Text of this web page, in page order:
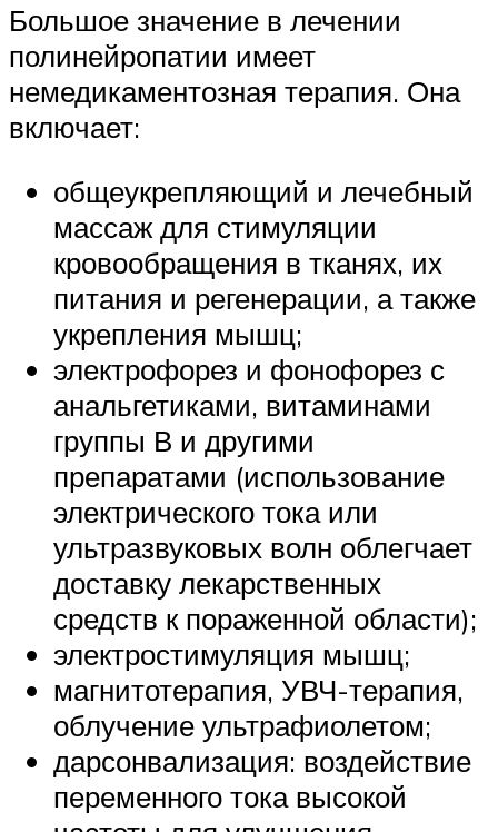
Большое значение в лечении
полинейропатии имеет
немедикаментозная терапия. Она
включает:
общеукрепляющий и лечебный
массаж для стимуляции
кровообращения в тканях, их
питания и регенерации, а также
укрепления мышц;
электрофорез и фонофорез с
анальгетиками, витаминами
группы В и другими
препаратами (использование
электрического тока или
ультразвуковых волн облегчает
доставку лекарственных
средств к пораженной области);
электростимуляция мышц;
магнитотерапия, УВЧ-терапия,
облучение ультрафиолетом;
дарсонвализация: воздействие
переменного тока высокой